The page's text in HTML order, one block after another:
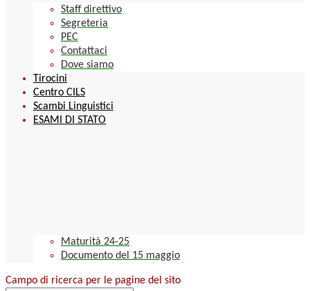
Staff direttivo
Segreteria
PEC
Contattaci
Dove siamo
Tirocini
Centro CILS
Scambi Linguistici
ESAMI DI STATO
Maturità 24-25
Documento del 15 maggio
Campo di ricerca per le pagine del sito